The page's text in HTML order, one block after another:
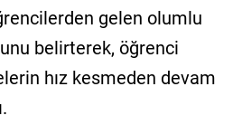
gelen olumlu
belirterek, öğrenci
hız kesmeden devam